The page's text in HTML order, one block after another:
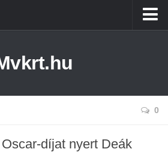
0
díjat nyert Deák